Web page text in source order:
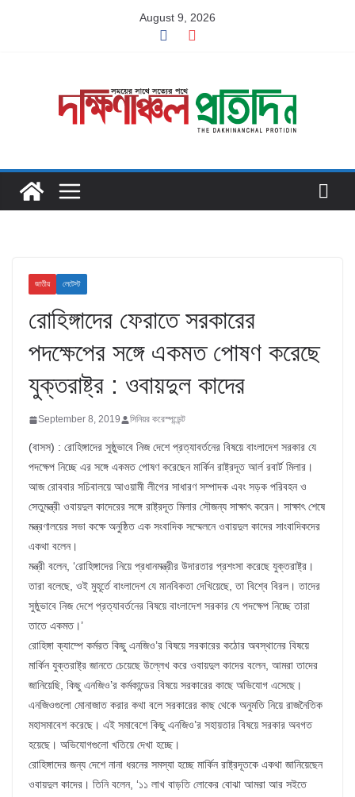
August 9, 2026
জাতীয় লেটেস্ট
রোহিঙ্গাদের ফেরাতে সরকারের
পদক্ষেপের সঙ্গে একমত পোষণ করেছে
যুক্তরাষ্ট্র : ওবায়দুল কাদের
September 8, 2019 সিনিয়র করেস্পন্ডেন্ট
(বাসস) : রোহিঙ্গাদের সুষ্ঠুভাবে নিজ দেশে প্রত্যাবর্তনের বিষয়ে বাংলাদেশ সরকার যে
পদক্ষেপ নিচ্ছে এর সঙ্গে একমত পোষণ করেছেন মার্কিন রাষ্ট্রদূত আর্ল রবার্ট মিলার।
আজ রোববার সচিবালয়ে আওয়ামী লীগের সাধারণ সম্পাদক এবং সড়ক পরিবহন ও
সেতুমন্ত্রী ওবায়দুল কাদেরের সঙ্গে রাষ্ট্রদূত মিলার সৌজন্য সাক্ষাৎ করেন। সাক্ষাৎ শেষে
মন্ত্রণালয়ের সভা কক্ষে অনুষ্ঠিত এক সংবাদিক সম্মেলনে ওবায়দুল কাদের সাংবাদিকদের
একথা বলেন।
মন্ত্রী বলেন, ‘রোহিঙ্গাদের নিয়ে প্রধানমন্ত্রীর উদারতার প্রশংসা করেছে যুক্তরাষ্ট্র।
তারা বলেছে, ওই মুহূর্তে বাংলাদেশ যে মানবিকতা দেখিয়েছে, তা বিশ্বে বিরল। তাদের
সুষ্ঠুভাবে নিজ দেশে প্রত্যাবর্তনের বিষয়ে বাংলাদেশ সরকার যে পদক্ষেপ নিচ্ছে তারা
তাতে একমত।’
রোহিঙ্গা ক্যাম্পে কর্মরত কিছু এনজিও’র বিষয়ে সরকারের কঠোর অবস্থানের বিষয়ে
মার্কিন যুক্তরাষ্ট্র জানতে চেয়েছে উল্লেখ করে ওবায়দুল কাদের বলেন, আমরা তাদের
জানিয়েছি, কিছু এনজিও’র কর্মকান্ডের বিষয়ে সরকারের কাছে অভিযোগ এসেছে।
এনজিওগুলো মোনাজাত করার কথা বলে সরকারের কাছ থেকে অনুমতি নিয়ে রাজনৈতিক
মহাসমাবেশ করেছে। এই সমাবেশে কিছু এনজিও’র সহায়তার বিষয়ে সরকার অবগত
হয়েছে। অভিযোগগুলো খতিয়ে দেখা হচ্ছে।
রোহিঙ্গাদের জন্য দেশে নানা ধরনের সমস্যা হচ্ছে মার্কিন রাষ্ট্রদূতকে একথা জানিয়েছেন
ওবায়দুল কাদের। তিনি বলেন, ‘১১ লাখ বাড়তি লোকের বোঝা আমরা আর সইতে